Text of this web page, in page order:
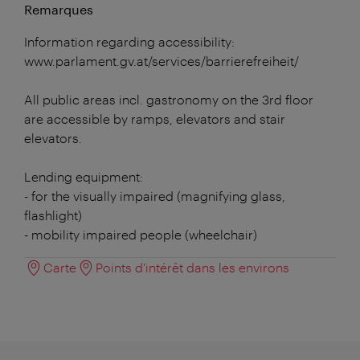
Remarques
Information regarding accessibility:
www.parlament.gv.at/services/barrierefreiheit/
All public areas incl. gastronomy on the 3rd floor
are accessible by ramps, elevators and stair
elevators.
Lending equipment:
- for the visually impaired (magnifying glass,
flashlight)
- mobility impaired people (wheelchair)
Carte Points d'intérêt dans les environs